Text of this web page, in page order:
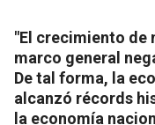
"El crecimiento de
marco general
De tal forma, la
alcanzó récords
la economía